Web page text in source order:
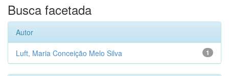
Busca facetada
Autor
1
Luft, Maria Conceição Melo Silva